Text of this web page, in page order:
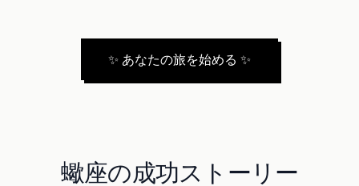
✨ あなたの旅を始める ✨
蠍座の成功ストーリー